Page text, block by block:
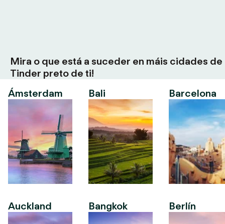
Mira o que está a suceder en máis cidades de
Tinder preto de ti!
Ámsterdam
Auckland
Bali
Bangkok
Barcelona
Berlín